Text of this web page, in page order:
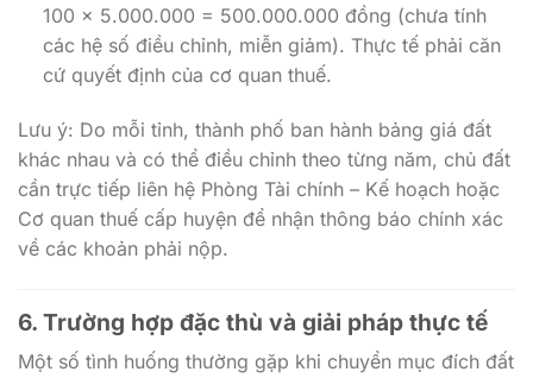
100 x 5.000.000 = 500.000.000 đồng (chưa tính
các hệ số điều chỉnh, miễn giảm). Thực tế phải căn
cứ quyết định của cơ quan thuế.
Lưu ý: Do mỗi tỉnh, thành phố ban hành bảng giá đất
khác nhau và có thể điều chỉnh theo từng năm, chủ đất
cần trực tiếp liên hệ Phòng Tài chính – Kế hoạch hoặc
Cơ quan thuế cấp huyện để nhận thông báo chính xác
về các khoản phải nộp.
6. Trường hợp đặc thù và giải pháp thực tế
Một số tình huống thường gặp khi chuyển mục đích đất